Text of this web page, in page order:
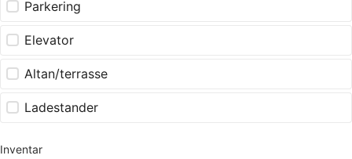
Parkering
Elevator
Altan/terrasse
Ladestander
Inventar